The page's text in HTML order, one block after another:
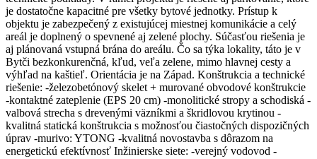
je dostatočne kapacitné pre všetky bytové jednotky. Prístup k
objektu je zabezpečený z existujúcej miestnej komunikácie a celý
areál je doplnený o spevnené aj zelené plochy. Súčasťou riešenia je
aj plánovaná vstupná brána do areálu. Čo sa týka lokality, táto je v
Bytči bezkonkurenčná, kľud, veľa zelene, mimo hlavnej cesty a
výhľad na kaštieľ. Orientácia je na Západ. Konštrukcia a technické
riešenie: -železobetónový skelet + murované obvodové konštrukcie
-kontaktné zateplenie (EPS 20 cm) -monolitické stropy a schodiská -
valbová strecha s drevenými väzníkmi a škridlovou krytinou -
kvalitná statická konštrukcia s možnosťou čiastočných dispozičných
úprav -murivo: YTONG -kvalitná novostavba s dôrazom na
energetickú efektívnosť Inžinierske siete: -verejný vodovod -